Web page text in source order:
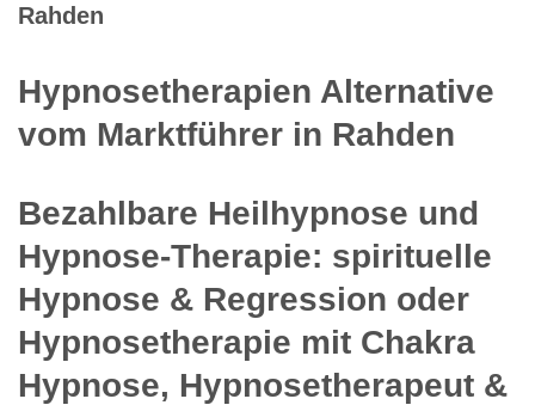
Rahden
Hypnosetherapien Alternative
vom Marktführer in Rahden
Bezahlbare Heilhypnose und
Hypnose-Therapie: spirituelle
Hypnose & Regression oder
Hypnosetherapie mit Chakra
Hypnose, Hypnosetherapeut &